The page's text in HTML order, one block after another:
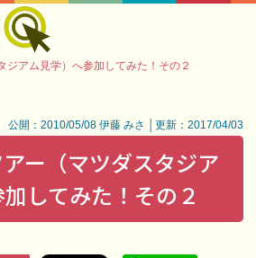
ジアム見学）へ参加してみた！その２
公開：2010/05/08 伊藤 みさ │更新：2017/04/03
ー（マツダスタジア
してみた！その２